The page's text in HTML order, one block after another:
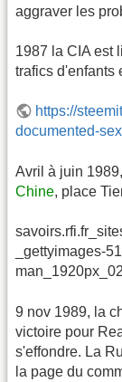
aggraver les
1987 la CIA est
trafics d'enfants
https://
documented-
Avril à juin
Chine, place
_gettyimages-
9 nov 1989, la
victoire pour
s'effondre. La
la page du